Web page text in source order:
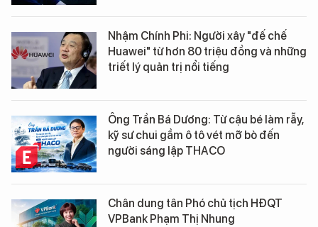
Nhậm Chính Phi: Người xây "đế chế
Huawei" từ hơn 80 triệu đồng và những
triết lý quản trị nổi tiếng
Ông Trần Bá Dương: Từ cậu bé làm rẫy,
kỹ sư chui gầm ô tô vét mỡ bò đến
người sáng lập THACO
Chân dung tân Phó chủ tịch HĐQT
VPBank Phạm Thị Nhung